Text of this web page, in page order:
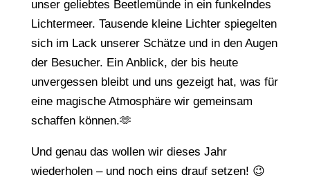
unser geliebtes Beetlemünde in ein funkelndes
Lichtermeer. Tausende kleine Lichter spiegelten
sich im Lack unserer Schätze und in den Augen
der Besucher. Ein Anblick, der bis heute
unvergessen bleibt und uns gezeigt hat, was für
eine magische Atmosphäre wir gemeinsam
schaffen können.🫶
Und genau das wollen wir dieses Jahr
wiederholen – und noch eins drauf setzen! 😉